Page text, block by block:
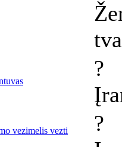
?
vezimelis vezti
?